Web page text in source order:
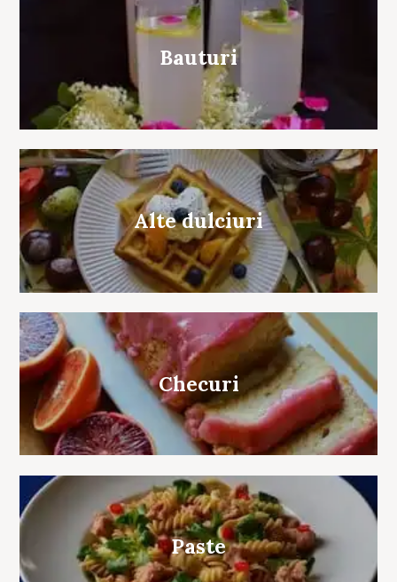
Bauturi
Alte dulciuri
Checuri
Paste